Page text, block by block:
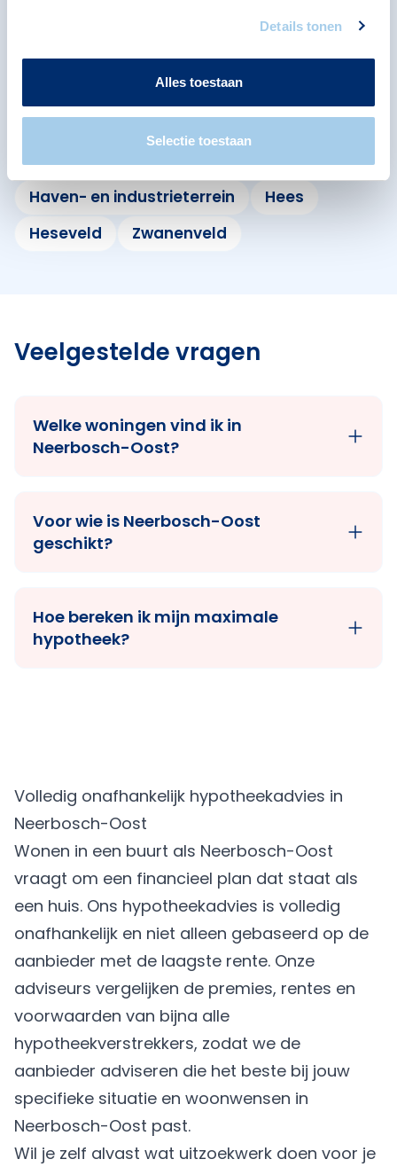
Details tonen
Alles toestaan
Selectie toestaan
Omliggende buurten in
Nijmegen
Bekijk ook de andere buurten in de buurt.
De Kamp
Goffert
Haven- en industrieterrein
Hees
Heseveld
Zwanenveld
Veelgestelde vragen
Welke woningen vind ik in
Neerbosch-Oost?
Voor wie is Neerbosch-Oost
geschikt?
Hoe bereken ik mijn maximale
hypotheek?
Volledig onafhankelijk hypotheekadvies in
Neerbosch-Oost
Wonen in een buurt als Neerbosch-Oost
vraagt om een financieel plan dat staat als
een huis. Ons hypotheekadvies is volledig
onafhankelijk en niet alleen gebaseerd op de
aanbieder met de laagste rente. Onze
adviseurs vergelijken de premies, rentes en
voorwaarden van bijna alle
hypotheekverstrekkers, zodat we de
aanbieder adviseren die het beste bij jouw
specifieke situatie en woonwensen in
Neerbosch-Oost past.
Wil je zelf alvast wat uitzoekwerk doen voor je